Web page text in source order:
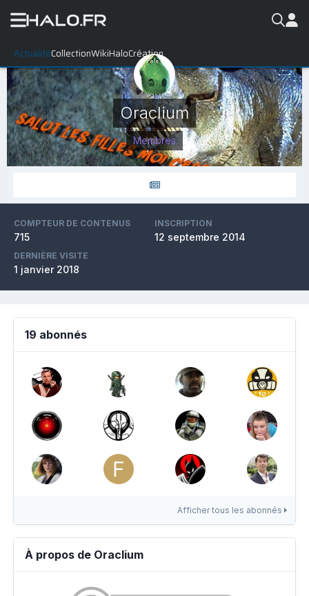
ActualitéCollectionWikiHaloCréation
Oraclium
Membres
COMPTEUR DE CONTENUS
715
INSCRIPTION
12 septembre 2014
DERNIÈRE VISITE
1 janvier 2018
19 abonnés
Afficher tous les abonnés
À propos de Oraclium